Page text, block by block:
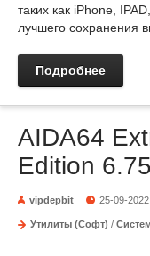
таких как iPhone,
лучшего сохранения
Подробнее
AIDA64
Edition
vipdepbit 25-09-
Утилиты (Софт) /